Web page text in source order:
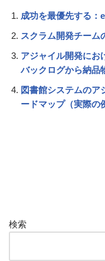
成功を最優先する：
スクラム開発チーム
アジャイル開発にお
バックログから納品
図書館システムのア
ードマップ（実際の
検索